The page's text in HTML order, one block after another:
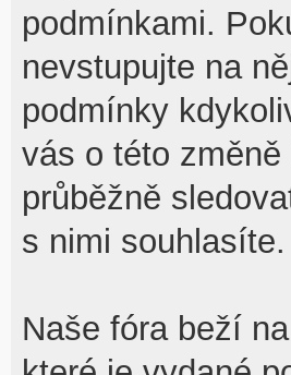
podmínkami.
nevstupujte na
podmínky
vás o této
průběžně
s nimi souhlasíte.
Naše fóra beží